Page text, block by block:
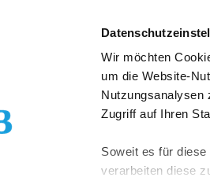
Wir möchten
um die Website-
Nutzungsanalysen
Zugriff auf Ihren
Soweit es für
verarbeiten diese
Über uns